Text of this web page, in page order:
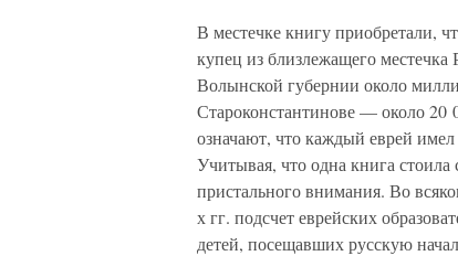
В местечке книгу приобретали,
купец из близлежащего
Волынской губернии около
Староконстантинове — около 20
означают, что каждый еврей
Учитывая, что одна книга стоила
пристального внимания. Во
х гг. подсчет еврейских
детей, посещавших русскую